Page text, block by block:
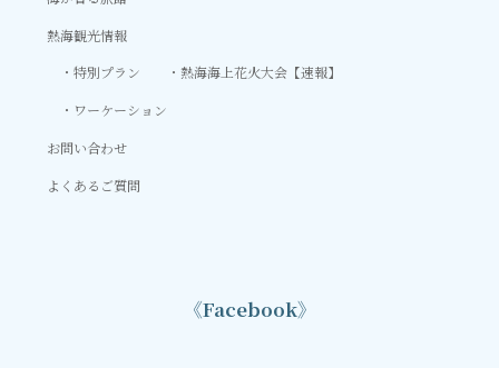
熱海観光情報
特別プラン
熱海海上花火大会【速報】
ワーケーション
お問い合わせ
よくあるご質問
《Facebook》